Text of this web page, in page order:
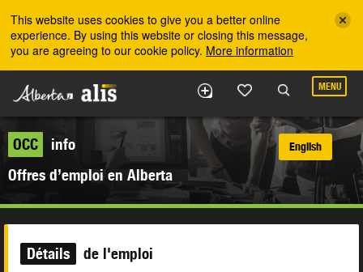
This website uses cookies to give you a better online
experience. By using this website or closing this message,
you are agreeing to our cookie policy. More information
MENU
OCC
info
Offres d’emploi en Alberta
English
Détails de l'emploi